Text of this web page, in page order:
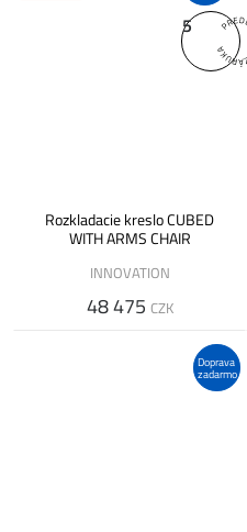
5
Rozkladacie kreslo CUBED
WITH ARMS CHAIR
INNOVATION
48 475 CZK
Doprava
zadarmo